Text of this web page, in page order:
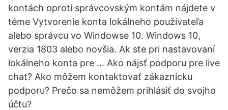
kontách oproti správcovským kontám nájdete v
téme Vytvorenie konta lokálneho používateľa
alebo správcu vo Windowse 10. Windows 10,
verzia 1803 alebo novšia. Ak ste pri nastavovaní
lokálneho konta pre … Ako nájsť podporu pre live
chat? Ako môžem kontaktovať zákaznícku
podporu? Prečo sa nemôžem prihlásiť do svojho
účtu?